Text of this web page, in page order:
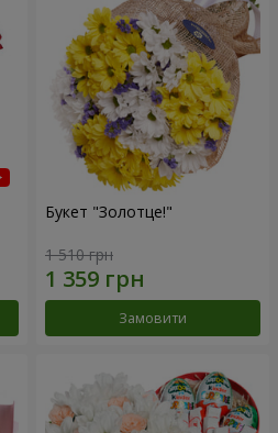
Букет "Золотце!"
1 510 грн
Замовити